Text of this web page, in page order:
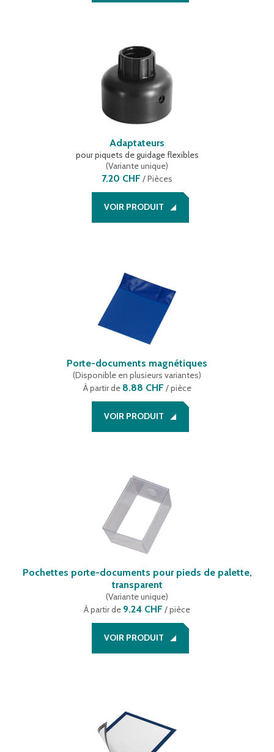
Adaptateurs
pour piquets de guidage flexibles
(Variante unique)
7.20 CHF /Pièces
VOIR PRODUIT
Porte-documents magnétiques
(Disponible en plusieurs variantes)
À partir de 8.88 CHF / pièce
VOIR PRODUIT
Pochettes porte-documents pour pieds de palette,
transparent
(Variante unique)
À partir de 9.24 CHF / pièce
VOIR PRODUIT